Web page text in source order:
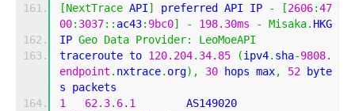
[NextTrace API] preferred API IP - [2606:47
00: 3037:: ac43: 9bc0] - 198.30ms - Misaka. HKG
IP Geo Data Provider:
LeoMoeAPI
traceroute to 120.204. 34.85 (ipv4. sha-9808.
endpoint . nxtrace. org), 30 hops max, 52 byte
s packets
1
62.3. 6.1